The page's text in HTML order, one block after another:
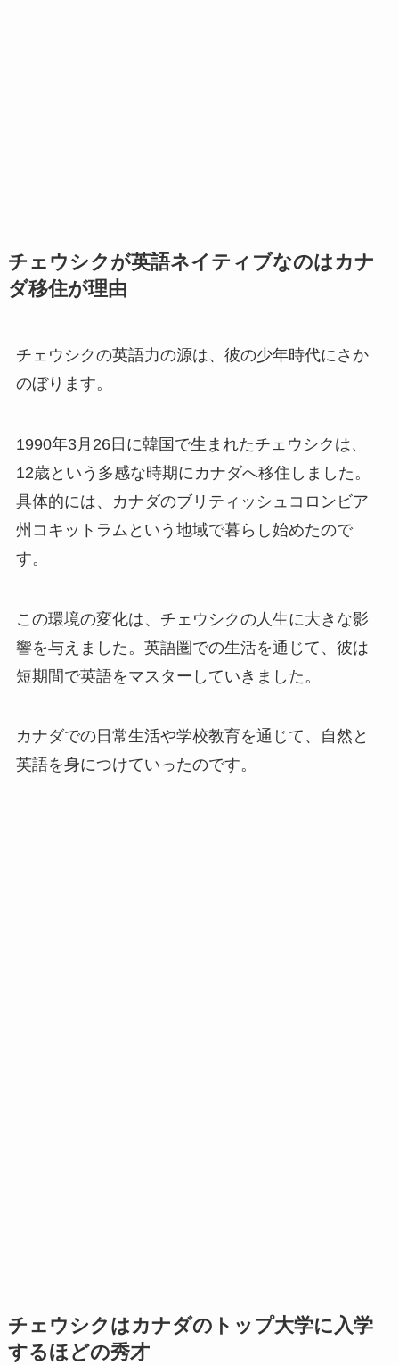
チェウシクが英語ネイティブなのはカナ
ダ移住が理由
チェウシクの英語力の源は、彼の少年時代にさか
のぼります。
1990年3月26日に韓国で生まれたチェウシクは、
12歳という多感な時期にカナダへ移住しました。
具体的には、カナダのブリティッシュコロンビア
州コキットラムという地域で暮らし始めたので
す。
この環境の変化は、チェウシクの人生に大きな影
響を与えました。英語圏での生活を通じて、彼は
短期間で英語をマスターしていきました。
カナダでの日常生活や学校教育を通じて、自然と
英語を身につけていったのです。
チェウシクはカナダのトップ大学に入学
するほどの秀才